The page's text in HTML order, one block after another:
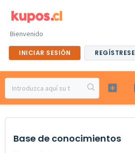
Bienvenido
INICIAR SESIÓN REGÍSTRESE
Base de conocimientos